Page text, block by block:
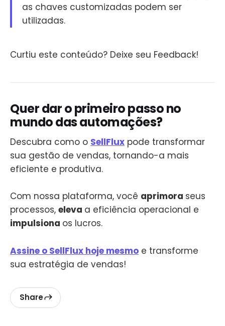
as chaves customizadas podem ser
utilizadas.
Curtiu este conteúdo? Deixe seu Feedback!
Quer dar o primeiro passo no
mundo das automações?
Descubra como o SellFlux pode transformar
sua gestão de vendas, tornando-a mais
eficiente e produtiva.
Com nossa plataforma, você aprimora seus
processos, eleva a eficiência operacional e
impulsiona os lucros.
Assine o SellFlux hoje mesmo e transforme
sua estratégia de vendas!
Share